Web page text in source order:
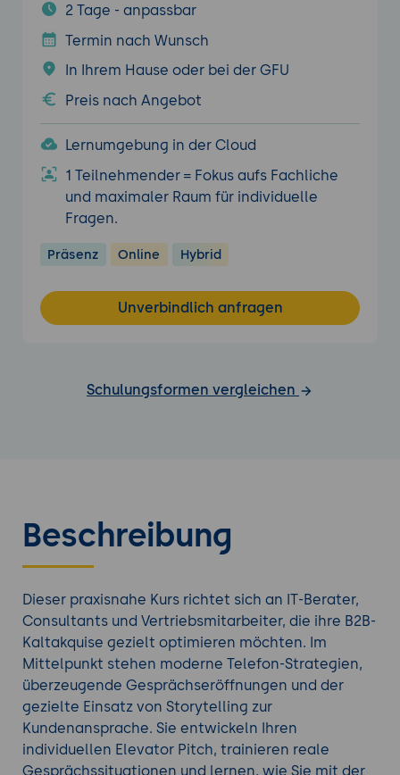
2 Tage - anpassbar
Termin nach Wunsch
In Ihrem Hause oder bei der GFU
Preis nach Angebot
Lernumgebung in der Cloud
1 Teilnehmender = Fokus aufs Fachliche
und maximaler Raum für individuelle
Fragen.
Präsenz Online Hybrid
Unverbindlich anfragen
Schulungsformen vergleichen
Beschreibung
Dieser praxisnahe Kurs richtet sich an IT-Berater,
Consultants und Vertriebsmitarbeiter, die ihre B2B-
Kaltakquise gezielt optimieren möchten. Im
Mittelpunkt stehen moderne Telefon-Strategien,
überzeugende Gesprächseröffnungen und der
gezielte Einsatz von Storytelling zur
Kundenansprache. Sie entwickeln Ihren
individuellen Elevator Pitch, trainieren reale
Gesprächssituationen und lernen, wie Sie mit der